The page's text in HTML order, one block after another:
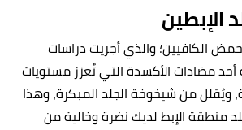
الإبطين
الكافيين؛ والذي أجريت دراسات
أحد مضادات الأكسدة التي تُعزز مستويات
ويُقلل من شيخوخة الجلد المبكرة، وهذا
منطقة الإبط لديك نضرة وخالية من